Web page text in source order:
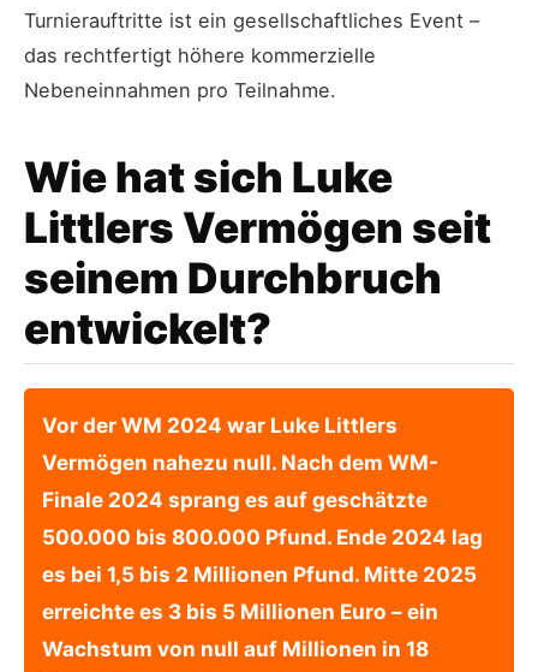
Turnierauftritte ist ein gesellschaftliches Event –
das rechtfertigt höhere kommerzielle
Nebeneinnahmen pro Teilnahme.
Wie hat sich Luke
Littlers Vermögen seit
seinem Durchbruch
entwickelt?
Vor der WM 2024 war Luke Littlers
Vermögen nahezu null. Nach dem WM-
Finale 2024 sprang es auf geschätzte
500.000 bis 800.000 Pfund. Ende 2024 lag
es bei 1,5 bis 2 Millionen Pfund. Mitte 2025
erreichte es 3 bis 5 Millionen Euro – ein
Wachstum von null auf Millionen in 18